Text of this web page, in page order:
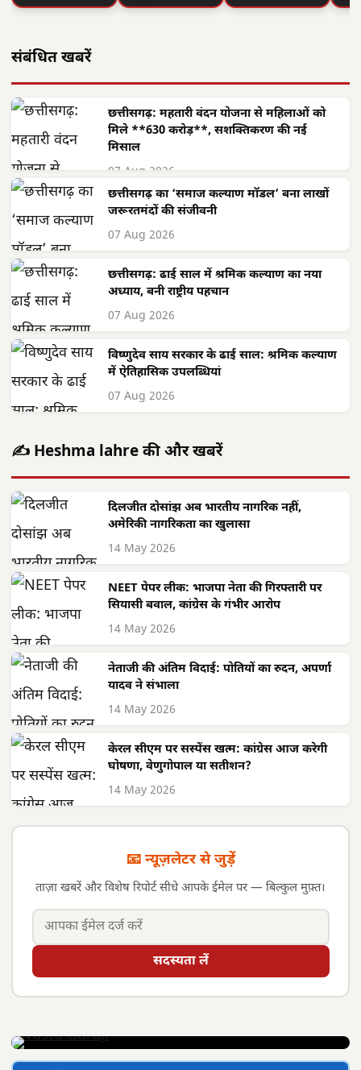
संबंधित खबरें
छत्तीसगढ़: महतारी वंदन योजना से महिलाओं को
मिले **630 करोड़**, सशक्तिकरण की नई
मिसाल
07 Aug 2026
छत्तीसगढ़ का ‘समाज कल्याण मॉडल’ बना लाखों
जरूरतमंदों की संजीवनी
07 Aug 2026
छत्तीसगढ़: ढाई साल में श्रमिक कल्याण का नया
अध्याय, बनी राष्ट्रीय पहचान
07 Aug 2026
विष्णुदेव साय सरकार के ढाई साल: श्रमिक कल्याण
में ऐतिहासिक उपलब्धियां
07 Aug 2026
✍️ Heshma lahre की और खबरें
दिलजीत दोसांझ अब भारतीय नागरिक नहीं,
अमेरिकी नागरिकता का खुलासा
14 May 2026
NEET पेपर लीक: भाजपा नेता की गिरफ्तारी पर
सियासी बवाल, कांग्रेस के गंभीर आरोप
14 May 2026
नेताजी की अंतिम विदाई: पोतियों का रुदन, अपर्णा
यादव ने संभाला
14 May 2026
केरल सीएम पर सस्पेंस खत्म: कांग्रेस आज करेगी
घोषणा, वेणुगोपाल या सतीशन?
14 May 2026
📧 न्यूज़लेटर से जुड़ें
ताज़ा खबरें और विशेष रिपोर्ट सीधे आपके ईमेल पर — बिल्कुल मुफ़्त।
सदस्यता लें